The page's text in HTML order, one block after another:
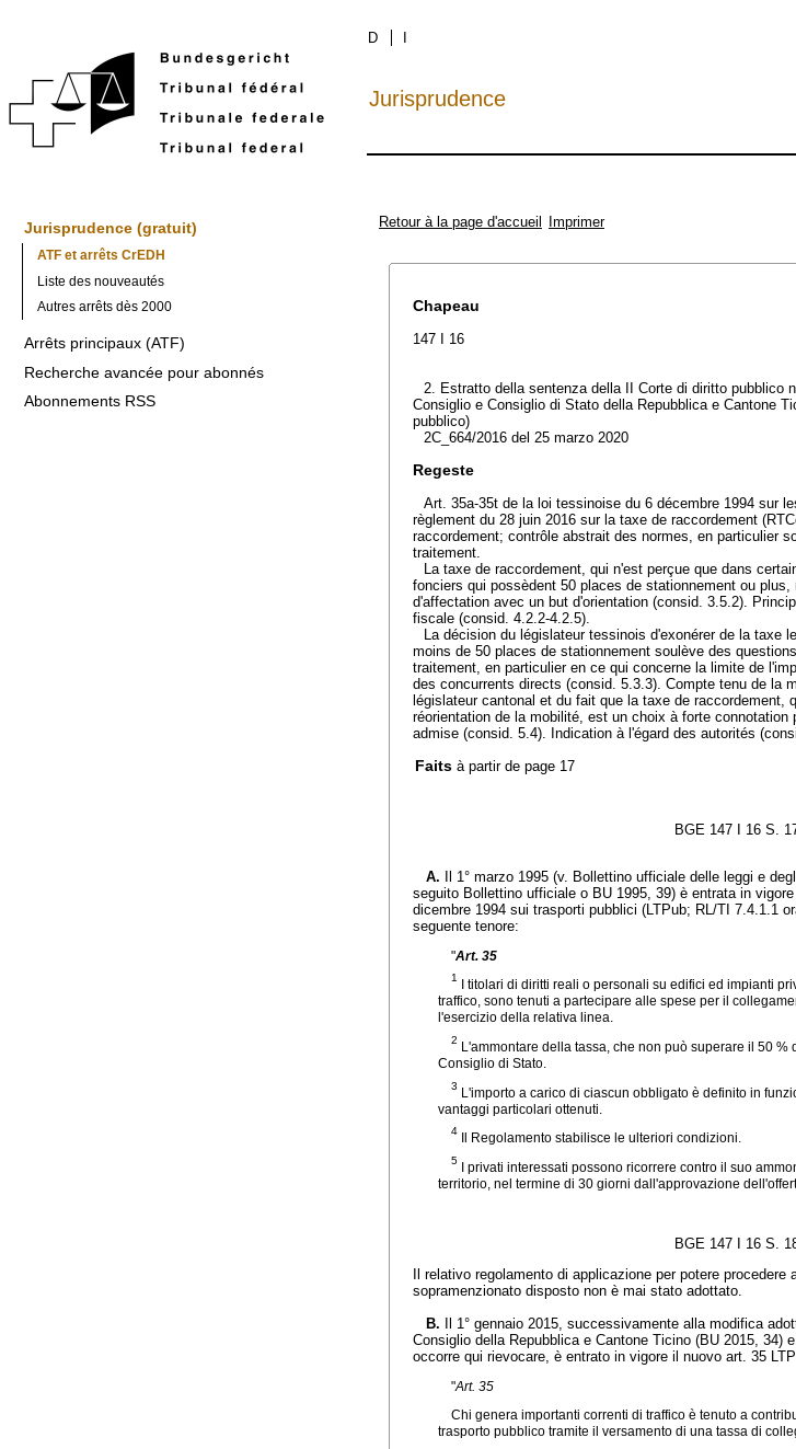
D
Jurisprudence
Jurisprudence (gratuit)
ATF et arrêts CrEDH
Liste des nouveautés
Autres arrêts dès 2000
Arrêts principaux (ATF)
Recherche avancée pour abonnés
Abonnements RSS
Retour à la page d'accueil Imprimer
Chapeau
147 I 16
2. Estratto della sentenza della II Corte di diritto pubblico
Consiglio e Consiglio di Stato della Repubblica e Cantone
pubblico)
2C_664/2016 del 25 marzo 2020
Regeste
Art. 35a-35t de la loi tessinoise du 6 décembre 1994 sur
règlement du 28 juin 2016 sur la taxe de raccordement
raccordement; contrôle abstrait des normes, en particulier
traitement.
La taxe de raccordement, qui n'est perçue que dans
fonciers qui possèdent 50 places de stationnement ou plus,
d'affectation avec un but d'orientation (consid. 3.5.2).
fiscale (consid. 4.2.2-4.2.5).
La décision du législateur tessinois d'exonérer de la taxe
moins de 50 places de stationnement soulève des
traitement, en particulier en ce qui concerne la limite de
des concurrents directs (consid. 5.3.3). Compte tenu de la
législateur cantonal et du fait que la taxe de raccordement,
réorientation de la mobilité, est un choix à forte
admise (consid. 5.4). Indication à l'égard des autorités
Faits à partir de page 17
BGE 147 I 16 S.
A.
Il 1° marzo 1995 (v. Bollettino ufficiale delle leggi e
seguito Bollettino ufficiale o BU 1995, 39) è entrata in
dicembre 1994 sui trasporti pubblici (LTPub; RL/TI 7.4.1.1
seguente tenore:
"Art. 35
1
I titolari di diritti reali o personali su edifici ed impianti
traffico, sono tenuti a partecipare alle spese per il
l'esercizio della relativa linea.
2
L'ammontare della tassa, che non può superare il 50 %
Consiglio di Stato.
3 L'importo a carico di ciascun obbligato è definito in
vantaggi particolari ottenuti.
4 Il Regolamento stabilisce le ulteriori condizioni.
5 I privati interessati possono ricorrere contro il suo
territorio, nel termine di 30 giorni dall'approvazione
BGE 147 I 16 S.
Il relativo regolamento di applicazione per potere
sopramenzionato disposto non è mai stato adottato.
B.
Il 1° gennaio 2015, successivamente alla modifica
Consiglio della Repubblica e Cantone Ticino (BU 2015, 34)
occorre qui rievocare, è entrato in vigore il nuovo art. 35
"Art. 35
Chi genera importanti correnti di traffico è tenuto a
trasporto pubblico tramite il versamento di una tassa di